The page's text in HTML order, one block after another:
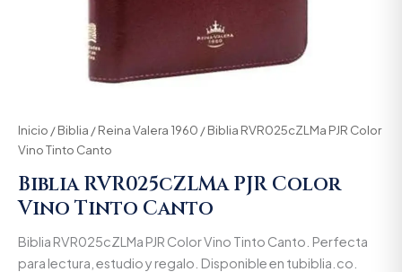
Inicio /Biblia /Reina Valera 1960 / Biblia RVR025cZLMa PJR Color
Vino Tinto Canto
Biblia RVR025cZLMa PJR Color
Vino Tinto Canto
Biblia RVR025cZLMa PJR Color Vino Tinto Canto. Perfecta
para lectura, estudio y regalo. Disponible en tubiblia.co.